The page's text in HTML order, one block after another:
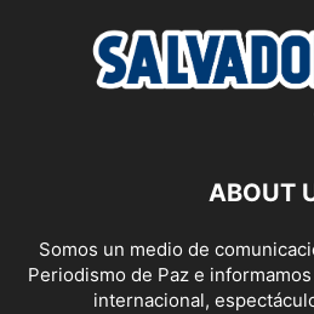
ABOUT
Somos un medio de
Periodismo de Paz e
internacional,